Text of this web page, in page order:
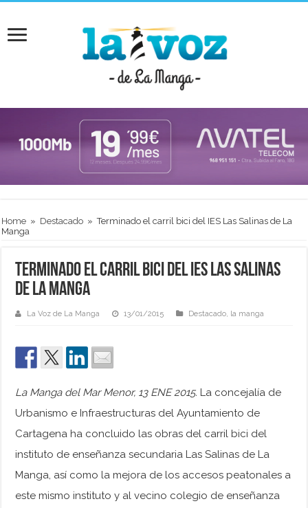
Home » Destacado » Terminado el carril bici del IES Las Salinas de La
Manga
Terminado el carril bici del IES Las Salinas
de La Manga
La Voz de La Manga 13/01/2015 Destacado, la manga
La Manga del Mar Menor, 13 ENE 2015. La concejalía de
Urbanismo e Infraestructuras del Ayuntamiento de
Cartagena ha concluido las obras del carril bici del
instituto de enseñanza secundaria Las Salinas de La
Manga, así como la mejora de los accesos peatonales a
este mismo instituto y al vecino colegio de enseñanza